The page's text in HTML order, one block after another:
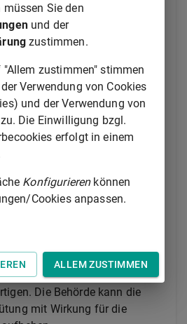
Behörde in dringenden
Beteiligten oder von Amts
zu treffen, um die
Organs zu gewährleisten.
befugt, Organmitglieder
von der satzungsmäßig
Organmitgliedern befristet
indem die Behörde
mit Befugnissen ausstattet,
nur gemeinsam mit
zustehen.
einem von ihr bestellten
nach der Bestellung eine
Vermögen der Stiftung sowie
der zu erledigenden
Die Behörde kann die
mit Wirkung für die
müssen Sie den
und der
zustimmen.
zustimmen" stimmen
Verwendung von Cookies
und der Verwendung von
Die Einwilligung bzgl.
erfolgt in einem
Konfigurierenkönnen
Cookies anpassen.
ALLEM ZUSTIMMEN